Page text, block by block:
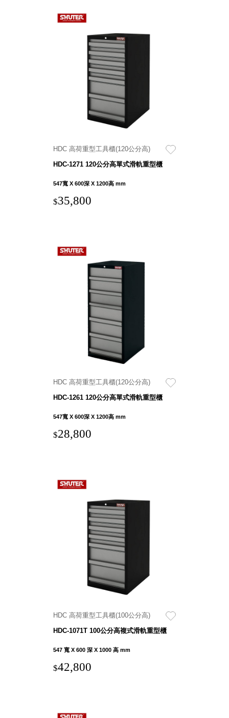
斯洛維尼亞
Rogaska
美國 July Nine
台灣
Techshower
西班牙
CRISTALINAS
台灣 Lilla Fe
RIZENHOFF
Cypress House
瑞典 Vakinme
Eco
Stockholm
台灣 點睛設計
DOT DESIGN
台灣 Xcellent
日本 HARIO
台灣 Verde
台灣 Lisscode
泰國
台灣 初芳宇
台灣 只有蕨
台灣 Elevon 準
Storage 世界
收納
法國 Stacksto
丹麥
Roommate
japan
日本
美國 Mordeco
美國 CAMINO
HDC 高荷重型工具櫃(120公分高)
HDC-1271 120公分高單式滑軌重型櫃
547寬 X 600深 X 1200高 mm
$35,800
HDC 高荷重型工具櫃(120公分高)
HDC-1261 120公分高單式滑軌重型櫃
547寬 X 600深 X 1200高 mm
$28,800
HDC 高荷重型工具櫃(100公分高)
HDC-1071T 100公分高複式滑軌重型櫃
547 寬 X 600 深 X 1000 高 mm
$42,800